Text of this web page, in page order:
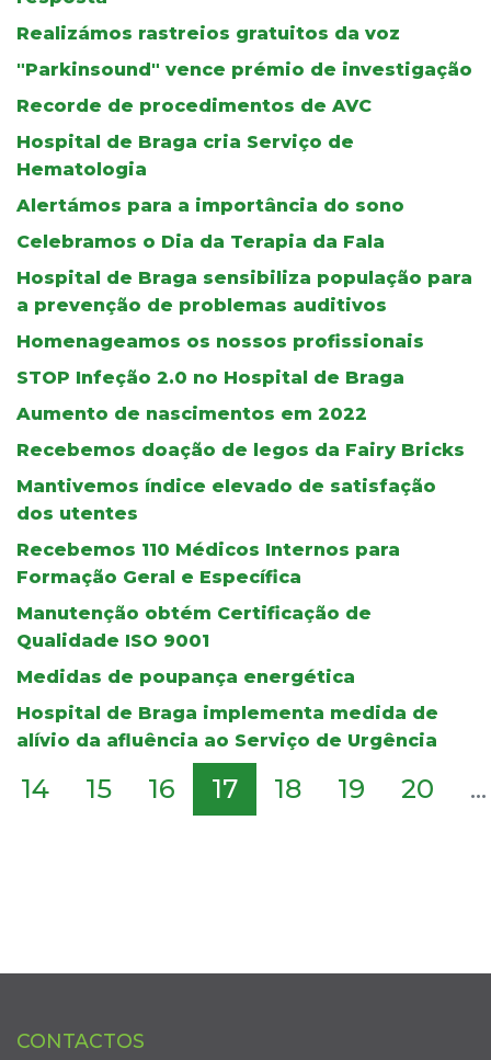
Realizámos rastreios gratuitos da voz
"Parkinsound" vence prémio de investigação
Recorde de procedimentos de AVC
Hospital de Braga cria Serviço de
Hematologia
Alertámos para a importância do sono
Celebramos o Dia da Terapia da Fala
Hospital de Braga sensibiliza população para
a prevenção de problemas auditivos
Homenageamos os nossos profissionais
STOP Infeção 2.0 no Hospital de Braga
Aumento de nascimentos em 2022
Recebemos doação de legos da Fairy Bricks
Mantivemos índice elevado de satisfação
dos utentes
Recebemos 110 Médicos Internos para
Formação Geral e Específica
Manutenção obtém Certificação de
Qualidade ISO 9001
Medidas de poupança energética
Hospital de Braga implementa medida de
alívio da afluência ao Serviço de Urgência
14 15 16 17 18 19 20 ...
CONTACTOS